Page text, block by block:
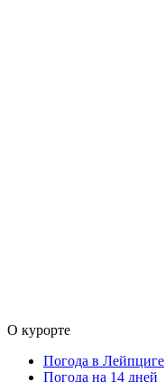
О курорте
Погода в Лейпциге
Погода на 14 дней